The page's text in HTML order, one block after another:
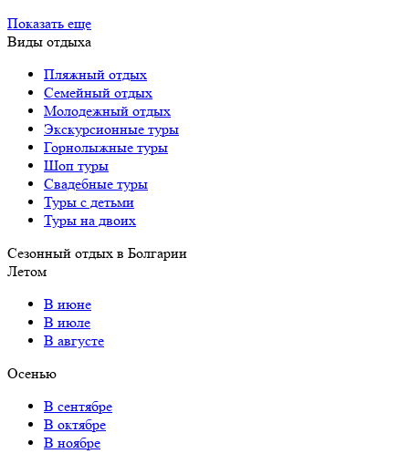
Показать еще
Виды отдыха
Пляжный отдых
Семейный отдых
Молодежный отдых
Экскурсионные туры
Горнолыжные туры
Шоп туры
Свадебные туры
Туры с детьми
Туры на двоих
Сезонный отдых в Болгарии
Летом
В июне
В июле
В августе
Осенью
В сентябре
В октябре
В ноябре